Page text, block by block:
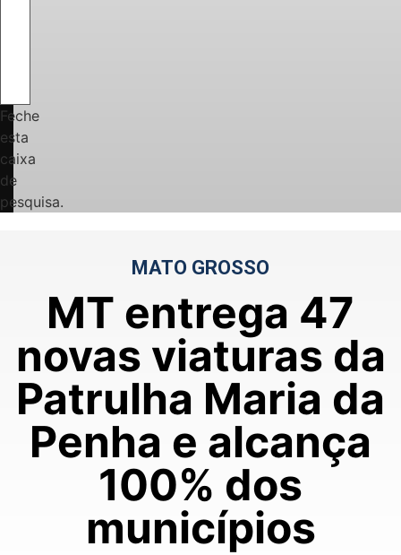
Feche
esta
caixa
de
pesquisa.
MATO GROSSO
MT entrega 47
novas viaturas da
Patrulha Maria da
Penha e alcança
100% dos
municípios